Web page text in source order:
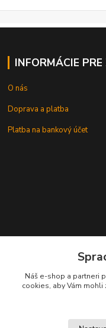
INFORMÁCIE
O nás
Doprava a platba
Platba na bankový účet
leksunsro@gmail.com
Náš e-shop a partneri
cookies, aby Vám mohli